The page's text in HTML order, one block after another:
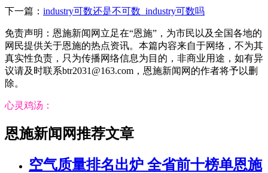
下一篇： industry可数还是不可数_industry可数吗
免责声明：恩施新闻网立足在“恩施”，为市民以及全国各地的
网民提供关于恩施的热点资讯。本篇内容来自于网络，不为其
真实性负责，只为传播网络信息为目的，非商业用途，如有异
议请及时联系btr2031@163.com，恩施新闻网的作者将予以删
除。
心灵鸡汤：
恩施新闻网推荐文章
空气质量排名出炉 全省前十榜单恩施